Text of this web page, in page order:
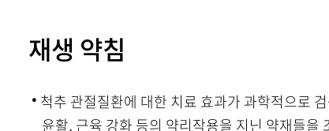
재생 약침
· 척추 관절질환에 대한 치료 효과가 과학적으로
윤활, 근육 강화 등의 약리작용을 지닌 약재들을